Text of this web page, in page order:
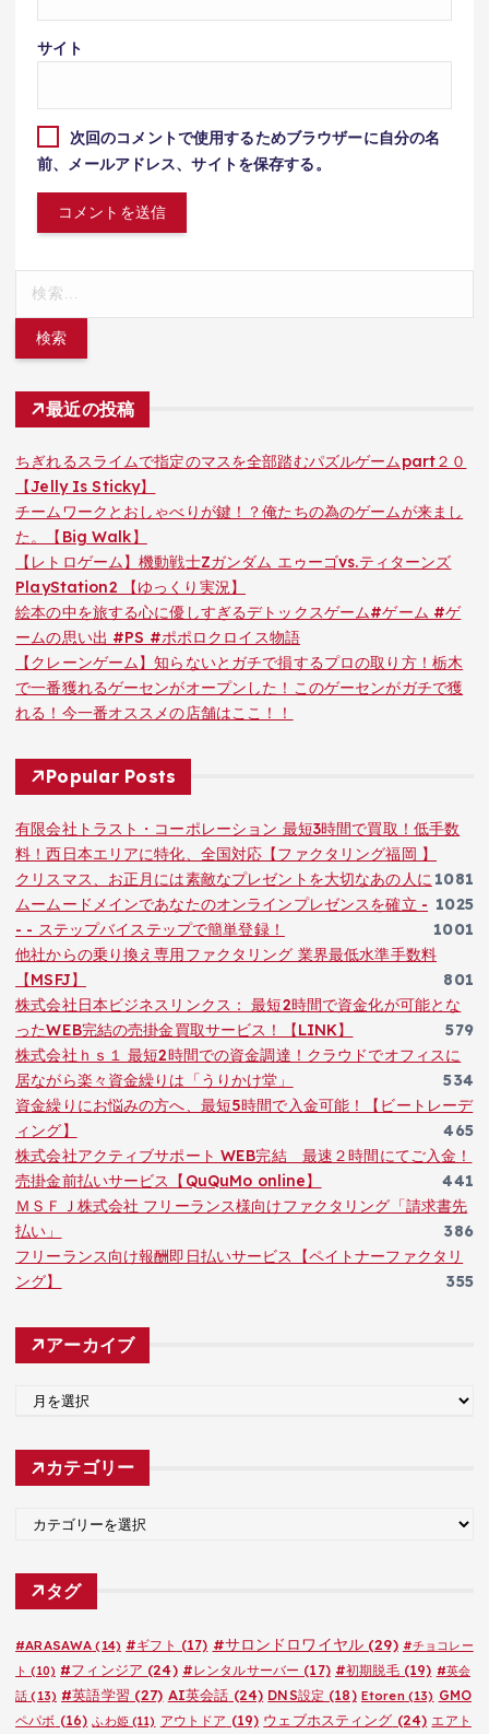
サイト
次回のコメントで使用するためブラウザーに自分の名
前、メールアドレス、サイトを保存する。
最近の投稿
ちぎれるスライムで指定のマスを全部踏むパズルゲームpart２０
【Jelly Is Sticky】
チームワークとおしゃべりが鍵！？俺たちの為のゲームが来まし
た。【Big Walk】
【レトロゲーム】機動戦士Zガンダム エゥーゴvs.ティターンズ
PlayStation2 【ゆっくり実況】
絵本の中を旅する心に優しすぎるデトックスゲーム#ゲーム #ゲ
ームの思い出 #PS #ポポロクロイス物語
【クレーンゲーム】知らないとガチで損するプロの取り方！栃木
で一番獲れるゲーセンがオープンした！このゲーセンがガチで獲
れる！今一番オススメの店舗はここ！！
Popular Posts
有限会社トラスト・コーポレーション 最短3時間で買取！低手数
料！西日本エリアに特化、全国対応【ファクタリング福岡 】
1081
クリスマス、お正月には素敵なプレゼントを大切なあの人に
1025
ムームードメインであなたのオンラインプレゼンスを確立 -
- - ステップバイステップで簡単登録！
1001
他社からの乗り換え専用ファクタリング 業界最低水準手数料
【MSFJ】
801
株式会社日本ビジネスリンクス： 最短2時間で資金化が可能とな
ったWEB完結の売掛金買取サービス！【LINK】
579
株式会社ｈｓ１ 最短2時間での資金調達！クラウドでオフィスに
居ながら楽々資金繰りは「うりかけ堂」
534
資金繰りにお悩みの方へ、最短5時間で入金可能！【ビートレーデ
ィング】
465
株式会社アクティブサポート WEB完結 最速２時間にてご入金！
売掛金前払いサービス【QuQuMo online】
441
ＭＳＦＪ株式会社 フリーランス様向けファクタリング「請求書先
払い」
386
フリーランス向け報酬即日払いサービス【ペイトナーファクタリ
ング】
355
アーカイブ
カ
カテゴリー
ゴ
タグ
#ARASAWA (14) #ギフト (17) #サロンドロワイヤル(29) #チョコレー
ト (10) #フィンジア (24) #レンタルサーバー (17) #初期脱毛(19) #英会
話 (13) #英語学習 (27) AI英会話 (24) DNS設定 (18) Etoren(13) GMO
ペパボ (16) ふわ姫(11) アウトドア (19) ウェブホスティング (24) エアト